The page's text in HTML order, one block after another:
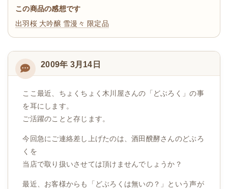
この商品の感想です
出羽桜 大吟醸 雪漫々 限定品
2009年 3月14日
ここ最近、ちょくちょく木川屋さんの「どぶろく」の事
を耳にします。
ご活躍のことと存じます。
今回急にご連絡差し上げたのは、酒田醗酵さんのどぶろ
くを
当店で取り扱いさせては頂けませんでしょうか？
最近、お客様からも「どぶろくは無いの？」という声が